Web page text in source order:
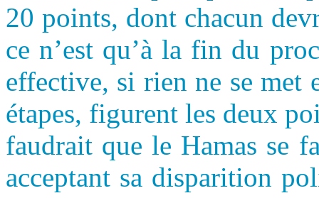
20 points, dont chacun
ce n’est qu’à la fin du
effective, si rien ne se met
étapes, figurent les deux
faudrait que le Hamas se
acceptant sa disparition